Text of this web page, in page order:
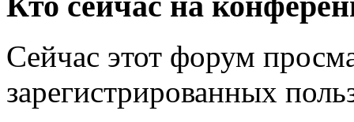
Сейчас этот форум
зарегистрированных